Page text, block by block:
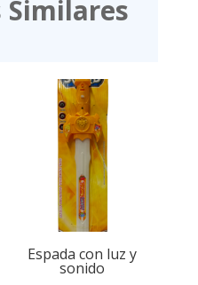
Similares
Espada con luz y
sonido